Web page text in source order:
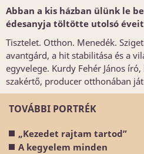
Abban a kis házban ülünk le
édesanyja töltötte utolsó
Tisztelet. Otthon. Menedék.
avantgárd, a hit stabilitása és a
egyvelege. Kurdy Fehér János
szakértő, producer otthonában
TOVÁBBI PORTRÉK
„Kezedet rajtam tartod”
A kegyelem minden